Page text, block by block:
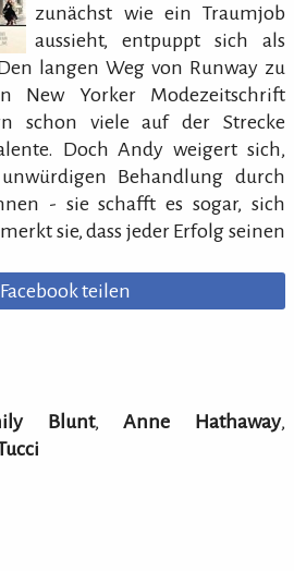
zunächst wie ein Traumjob
aussieht, entpuppt sich als
langen Weg von Runway zu
New Yorker Modezeitschrift
schon viele auf der Strecke
Doch Andy weigert sich,
Behandlung durch
- sie schafft es sogar, sich
sie, dass jeder Erfolg seinen
teilen
Blunt,Anne Hathaway,